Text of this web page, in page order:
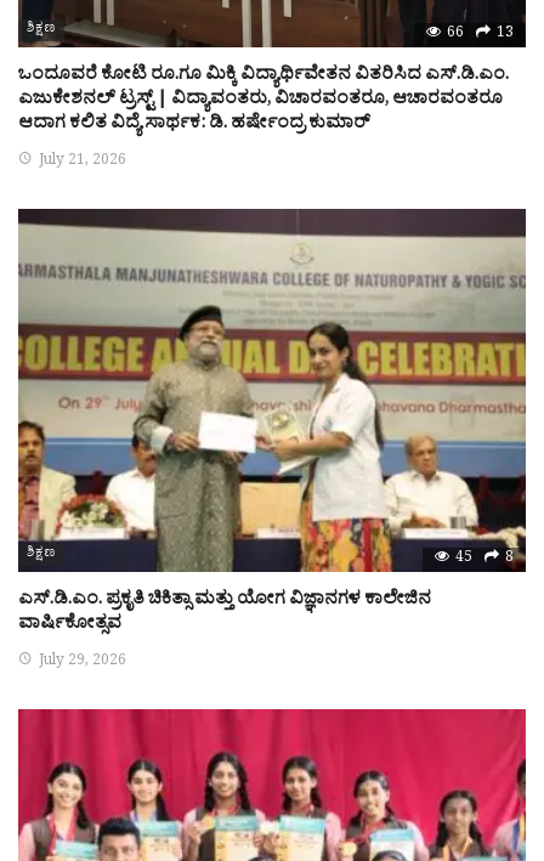
ಶಿಕ್ಷಣ 66 13
ಒಂದೂವರೆ ಕೋಟಿ ರೂ.ಗೂ ಮಿಕ್ಕಿ ವಿದ್ಯಾರ್ಥಿವೇತನ ವಿತರಿಸಿದ ಎಸ್.ಡಿ.ಎಂ.
ಎಜುಕೇಶನಲ್ ಟ್ರಸ್ಟ್ | ವಿದ್ಯಾವಂತರು, ವಿಚಾರವಂತರೂ, ಆಚಾರವಂತರೂ
ಆದಾಗ ಕಲಿತ ವಿದ್ಯೆ ಸಾರ್ಥಕ: ಡಿ. ಹರ್ಷೇಂದ್ರ ಕುಮಾರ್
July 21, 2026
ಶಿಕ್ಷಣ 45 8
ಎಸ್.ಡಿ.ಎಂ. ಪ್ರಕೃತಿ ಚಿಕಿತ್ಸಾ ಮತ್ತು ಯೋಗ ವಿಜ್ಞಾನಗಳ ಕಾಲೇಜಿನ
ವಾರ್ಷಿಕೋತ್ಸವ
July 29, 2026